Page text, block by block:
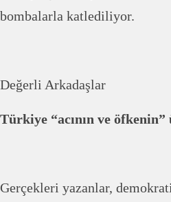
bombalarla katlediliyor.
Değerli Arkadaşlar
Türkiye “acının ve
Gerçekleri yazanlar,